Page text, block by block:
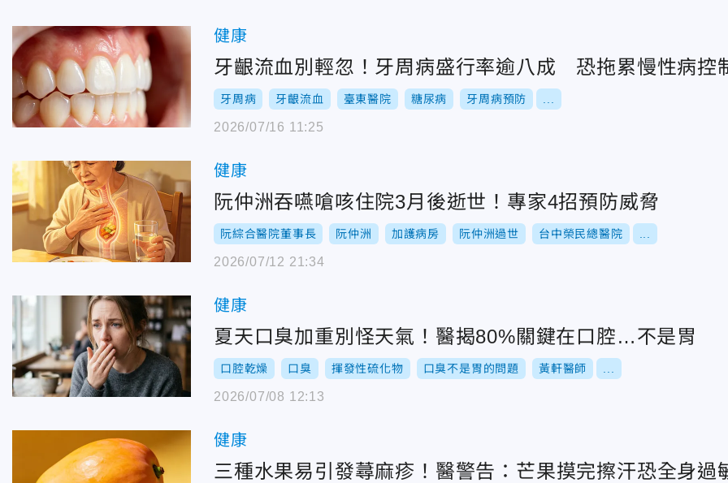
健康
牙齦流血別輕忽！牙周病盛行率逾八成 恐拖累慢性病控
牙周病 牙齦流血 臺東醫院 糖尿病 牙周病預防
2026/07/16 11:25
健康
阮仲洲吞嚥嗆咳住院3月後逝世！專家4招預防威脅
阮綜合醫院董事長 阮仲洲 加護病房 阮仲洲過世 台中榮民總醫院
2026/07/12 21:34
健康
夏天口臭加重別怪天氣！醫揭80%關鍵在口腔…不是胃
口腔乾燥 口臭 揮發性硫化物 口臭不是胃的問題 黃軒醫師
2026/07/08 12:13
健康
三種水果易引發蕁麻疹！醫警告：芒果摸完擦汗恐全身過